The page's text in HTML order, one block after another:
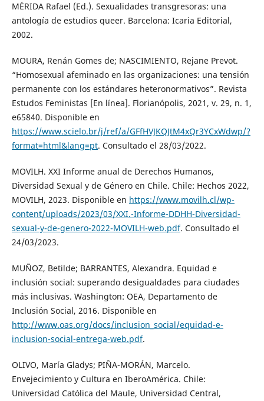
MÉRIDA Rafael (Ed.). Sexualidades transgresoras: una
antología de estudios queer. Barcelona: Icaria Editorial,
2002.
MOURA, Renán Gomes de; NASCIMIENTO, Rejane Prevot.
“Homosexual afeminado en las organizaciones: una tensión
permanente con los estándares heteronormativos”. Revista
Estudos Feministas [En línea]. Florianópolis, 2021, v. 29, n. 1,
e65840. Disponible en
https://www.scielo.br/j/ref/a/GFfHVJKQJtM4xQr3YCxWdwp/?
format=html&lang=pt. Consultado el 28/03/2022.
MOVILH. XXI Informe anual de Derechos Humanos,
Diversidad Sexual y de Género en Chile. Chile: Hechos 2022,
MOVILH, 2023. Disponible en https://www.movilh.cl/wp-
content/uploads/2023/03/XXI.-Informe-DDHH-Diversidad-
sexual-y-de-genero-2022-MOVILH-web.pdf. Consultado el
24/03/2023.
MUÑOZ, Betilde; BARRANTES, Alexandra. Equidad e
inclusión social: superando desigualdades para ciudades
más inclusivas. Washington: OEA, Departamento de
Inclusión Social, 2016. Disponible en
http://www.oas.org/docs/inclusion_social/equidad-e-
inclusion-social-entrega-web.pdf.
OLIVO, María Gladys; PIÑA-MORÁN, Marcelo.
Envejecimiento y Cultura en IberoAmérica. Chile:
Universidad Católica del Maule, Universidad Central,